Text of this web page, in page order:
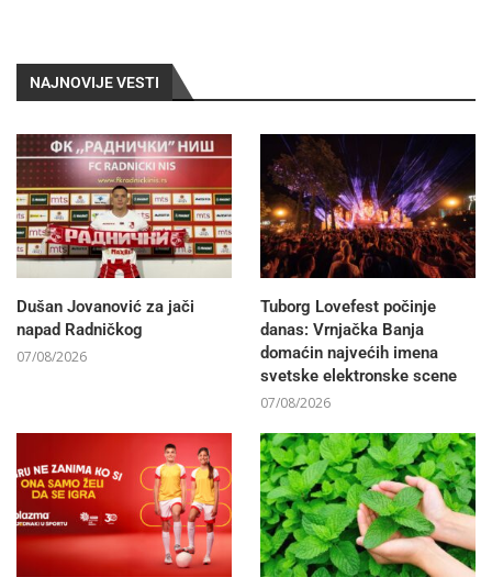
NAJNOVIJE VESTI
Dušan Jovanović za jači
napad Radničkog
07/08/2026
Tuborg Lovefest počinje
danas: Vrnjačka Banja
domaćin najvećih imena
svetske elektronske scene
07/08/2026